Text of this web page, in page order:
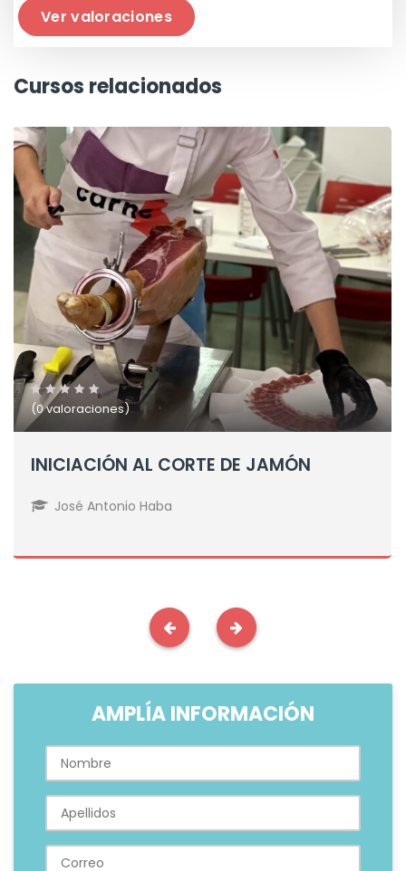
Ver valoraciones
Cursos relacionados
(0 valoraciones)
INICIACIÓN AL CORTE DE JAMÓN
José Antonio Haba
AMPLÍA INFORMACIÓN